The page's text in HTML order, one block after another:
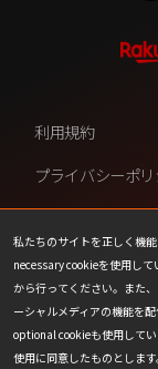
私たちのサイトを正しく機
necessary cookieを使用し
から行ってください。また
ーシャルメディアの機能を
optional cookieも使用して
使用に同意したものとします
利用規約
プライバシーポ
ファンコンテン
COOKIE
会社情報